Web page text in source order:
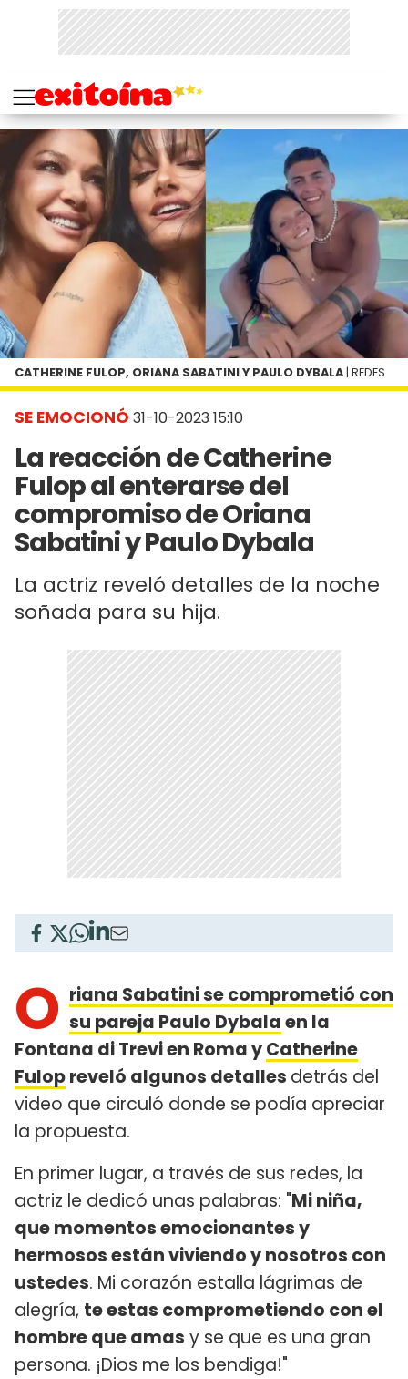
SE EMOCIONÓ 31-10-2023 15:10
La reacción de Catherine
Fulop al enterarse del
compromiso de Oriana
Sabatini y Paulo Dybala
La actriz reveló detalles de la noche
soñada para su hija.
CATHERINE FULOP, ORIANA SABATINI Y PAULO DYBALA | REDES
O riana Sabatini se comprometió con
su pareja Paulo Dybalaen la
Fontana di Trevi en Roma yCatherine
Fulopreveló algunos detalles detrás del
video que circuló donde se podía apreciar
la propuesta.
En primer lugar, a través de sus redes, la
actriz le dedicó unas palabras: "Mi niña,
que momentos emocionantes y
hermosos están viviendo y nosotros con
ustedes. Mi corazón estalla lágrimas de
alegría, te estas comprometiendo con el
hombre que amas y se que es una gran
persona. ¡Dios me los bendiga!"